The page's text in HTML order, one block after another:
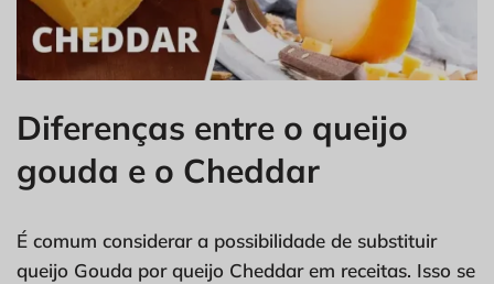
Diferenças entre o queijo
gouda e o Cheddar
É comum considerar a possibilidade de substituir
queijo Gouda por queijo Cheddar em receitas. Isso se